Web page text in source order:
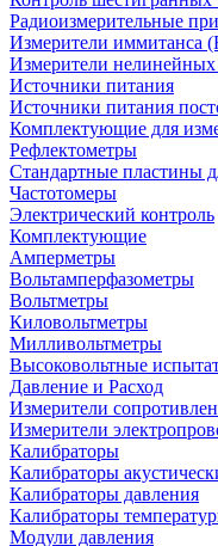
Радиоизмерительные
Измерители иммитанса
Измерители
Источники питания
Источники питания
Комплектующие для
Рефлектометры
Стандартные пластины
Частотомеры
Электрический контроль
Комплектующие
Амперметры
Вольтамперфазометры
Вольтметры
Киловольтметры
Милливольтметры
Высоковольтные
Давление и Расход
Измерители
Измерители
Калибраторы
Калибраторы
Калибраторы давления
Калибраторы
Модули давления